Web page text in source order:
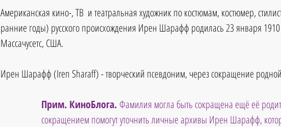
Американская кино-, ТВ  и театральная художник по костюмам, костюмер,
ранние годы) русского происхождения Ирен Шарафф родилась 23 января 1910
Массачусетс, США.
Ирен Шарафф (Iren Sharaff) - творческий псевдоним, через сокращение
Прим. КиноБлога. Фамилия могла быть сокращена ещё её
сокращением помогут уточнить личные архивы Ирен Шарафф,